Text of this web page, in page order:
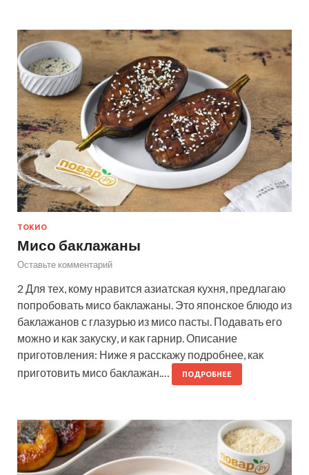
ТОКИО
Мисо баклажаны
Оставьте комментарий
2 Для тех, кому нравится азиатская кухня, предлагаю
попробовать мисо баклажаны. Это японское блюдо из
баклажанов с глазурью из мисо пасты. Подавать его
можно и как закуску, и как гарнир. Описание
приготовления: Ниже я расскажу подробнее, как
приготовить мисо баклажан.…
ПОДРОБНЕЕ